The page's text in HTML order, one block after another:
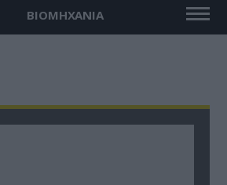
ΒΙΟΜΗΧΑΝΙΑ